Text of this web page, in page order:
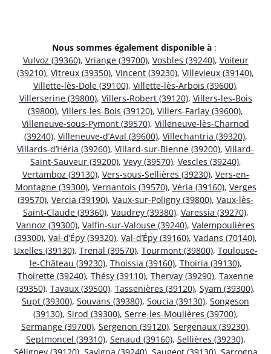
Nous sommes également disponible à :
Vulvoz (39360), Vriange (39700), Vosbles (39240), Voiteur
(39210), Vitreux (39350), Vincent (39230), Villevieux (39140),
Villette-lès-Dole (39100), Villette-lès-Arbois (39600),
Villerserine (39800), Villers-Robert (39120), Villers-les-Bois
(39800), Villers-les-Bois (39120), Villers-Farlay (39600),
Villeneuve-sous-Pymont (39570), Villeneuve-lès-Charnod
(39240), Villeneuve-d’Aval (39600), Villechantria (39320),
Villards-d’Héria (39260), Villard-sur-Bienne (39200), Villard-
Saint-Sauveur (39200), Vevy (39570), Vescles (39240),
Vertamboz (39130), Vers-sous-Sellières (39230), Vers-en-
Montagne (39300), Vernantois (39570), Véria (39160), Verges
(39570), Vercia (39190), Vaux-sur-Poligny (39800), Vaux-lès-
Saint-Claude (39360), Vaudrey (39380), Varessia (39270),
Vannoz (39300), Valfin-sur-Valouse (39240), Valempoulières
(39300), Val-d’Épy (39320), Val-d’Épy (39160), Vadans (70140),
Uxelles (39130), Trenal (39570), Tourmont (39800), Toulouse-
le-Château (39230), Thoissia (39160), Thoiria (39130),
Thoirette (39240), Thésy (39110), Thervay (39290), Taxenne
(39350), Tavaux (39500), Tassenières (39120), Syam (39300),
Supt (39300), Souvans (39380), Soucia (39130), Songeson
(39130), Sirod (39300), Serre-les-Moulières (39700),
Sermange (39700), Sergenon (39120), Sergenaux (39230),
Septmoncel (39310), Senaud (39160), Sellières (39230),